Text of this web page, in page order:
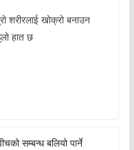
शरीरलाई खोक्रो बनाउन
हात छ
सम्बन्ध बलियो पार्ने